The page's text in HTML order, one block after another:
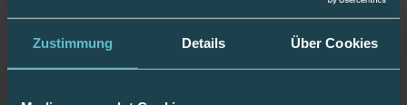
Zustimmung Details Über Cookies
Dieser Service wurde aktuell eingestellt. In
Deutschland und innerhalb der EU (Bitte beachten;